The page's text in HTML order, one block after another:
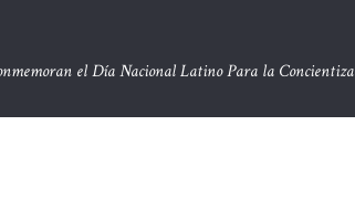
el Día Nacional Latino Para la